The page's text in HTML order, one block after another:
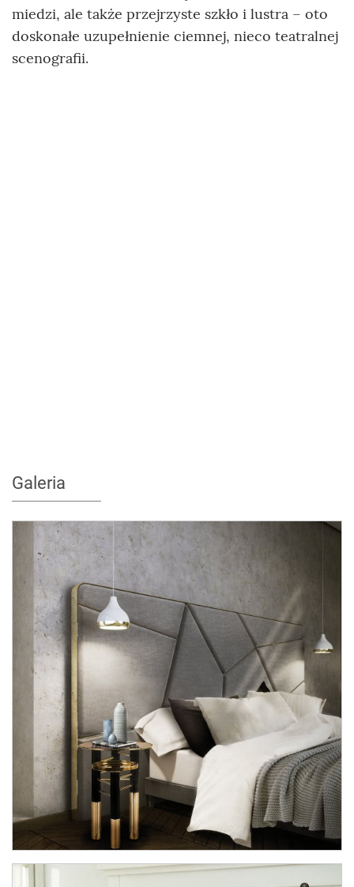
miedzi, ale także przejrzyste szkło i lustra – oto
doskonałe uzupełnienie ciemnej, nieco teatralnej
scenografii.
Galeria